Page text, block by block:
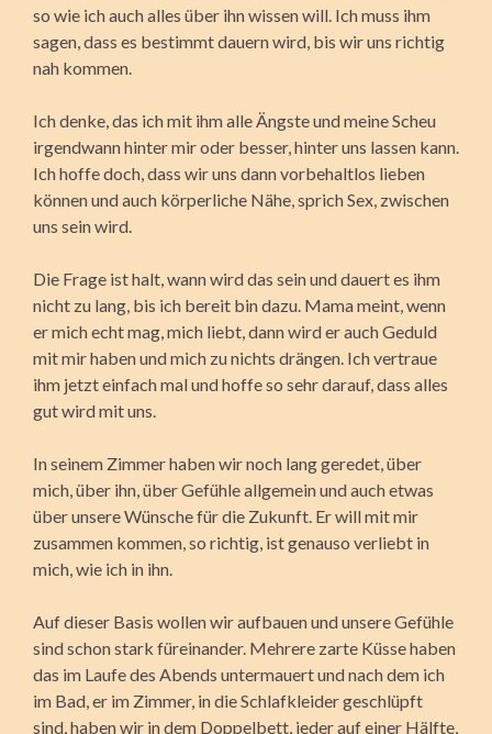
so wie ich auch alles über ihn wissen will. Ich muss ihm
sagen, dass es bestimmt dauern wird, bis wir uns richtig
nah kommen.
Ich denke, das ich mit ihm alle Ängste und meine Scheu
irgendwann hinter mir oder besser, hinter uns lassen kann.
Ich hoffe doch, dass wir uns dann vorbehaltlos lieben
können und auch körperliche Nähe, sprich Sex, zwischen
uns sein wird.
Die Frage ist halt, wann wird das sein und dauert es ihm
nicht zu lang, bis ich bereit bin dazu. Mama meint, wenn
er mich echt mag, mich liebt, dann wird er auch Geduld
mit mir haben und mich zu nichts drängen. Ich vertraue
ihm jetzt einfach mal und hoffe so sehr darauf, dass alles
gut wird mit uns.
In seinem Zimmer haben wir noch lang geredet, über
mich, über ihn, über Gefühle allgemein und auch etwas
über unsere Wünsche für die Zukunft. Er will mit mir
zusammen kommen, so richtig, ist genauso verliebt in
mich, wie ich in ihn.
Auf dieser Basis wollen wir aufbauen und unsere Gefühle
sind schon stark füreinander. Mehrere zarte Küsse haben
das im Laufe des Abends untermauert und nach dem ich
im Bad, er im Zimmer, in die Schlafkleider geschlüpft
sind, haben wir in dem Doppelbett, jeder auf einer Hälfte,